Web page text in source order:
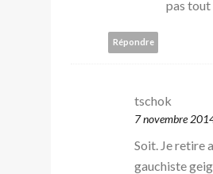
pas
Répondre
tschok
7 novembre
Soit. Je retire
gauchiste